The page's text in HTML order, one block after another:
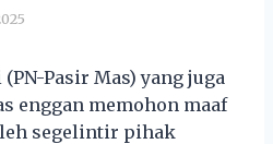
Pasir Mas) yang juga
enggan memohon maaf
segelintir pihak